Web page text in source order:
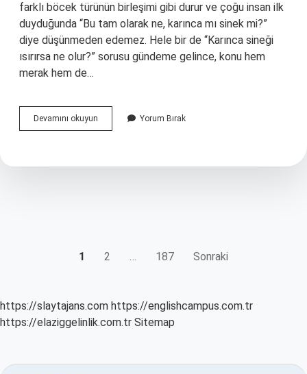
farklı böcek türünün birleşimi gibi durur ve çoğu insan ilk
duyduğunda “Bu tam olarak ne, karınca mı sinek mi?”
diye düşünmeden edemez. Hele bir de “Karınca sineği
ısırırsa ne olur?” sorusu gündeme gelince, konu hem
merak hem de…
Devamını okuyun Karıncaların
zararları
Yorum Bırak
1 2 … 187 Sonraki
https://slaytajans.com https://englishcampus.com.tr
https://elaziggelinlik.com.tr Sitemap